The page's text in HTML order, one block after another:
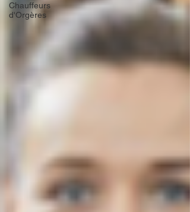
Chauffeurs
d'Orgères